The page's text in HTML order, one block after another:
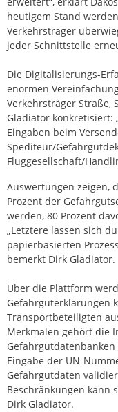
heutigem Stand
Verkehrsträger
jeder Schnittstelle
Die Digitalisierungs-
enormen
Verkehrsträger Straße,
Gladiator
Eingaben beim
Spediteur/
Fluggesellschaft/
Auswertungen zeigen,
Prozent der
werden, 80 Prozent
„Letztere lassen sich
papierbasierten
bemerkt Dirk Gladiator.
Über die Plattform
Gefahrguterklärungen
Transportbeteiligten
Merkmalen gehört die
Gefahrgutdatenbanken
Eingabe der UN-
Gefahrgutdaten
Beschränkungen kann
Dirk Gladiator.